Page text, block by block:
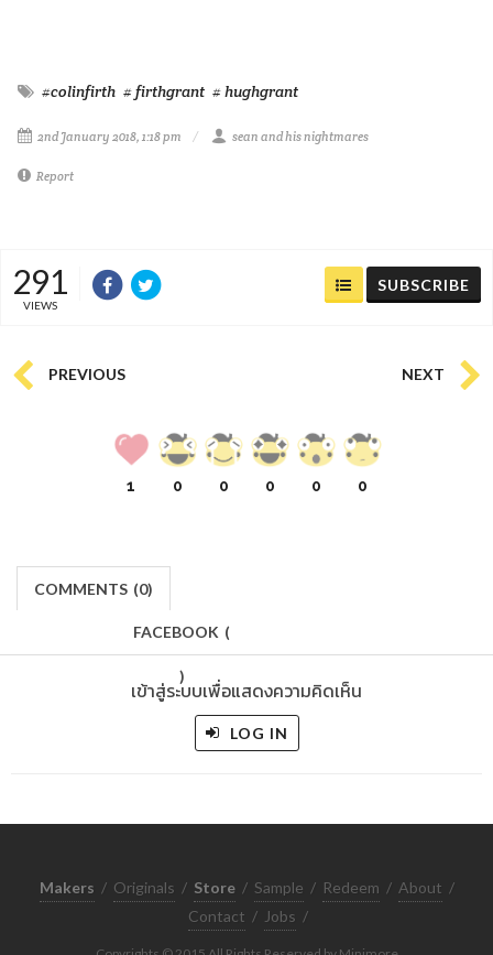
#colinfirth # firthgrant # hughgrant
2nd January 2018, 1:18 pm sean and his nightmares
Report
291
VIEWS
SUBSCRIBE
PREVIOUS NEXT
1 0 0 0 0 0
COMMENTS (0)
FACEBOOK (
)
เข้าสู่ระบบเพื่อแสดงความคิดเห็น
LOG IN
Makers / Originals / Store / Sample / Redeem / About /
Contact / Jobs /